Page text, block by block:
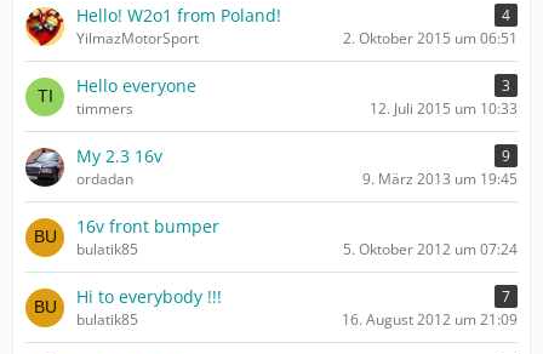
Hello! W2o1 from Poland!
4
YilmazMotorSport
2. Oktober 2015 um 06:51
Hello everyone
3
timmers
12. Juli 2015 um 10:33
My 2.3 16v
9
ordadan
9. März 2013 um 19:45
16v front bumper
bulatik85 5. Oktober 2012 um 07:24
Hi to everybody !!!
7
bulatik85
16. August 2012 um 21:09